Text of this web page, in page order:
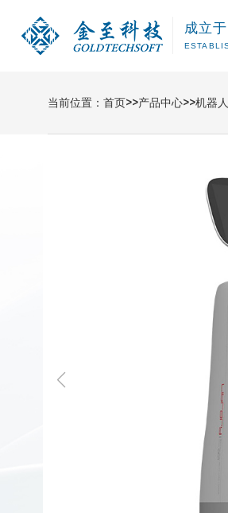
成立
智慧图书馆解决方案
智慧图书馆
智慧运维
智能科技&机器人
当前位置： 首页>>产品中心>>机器